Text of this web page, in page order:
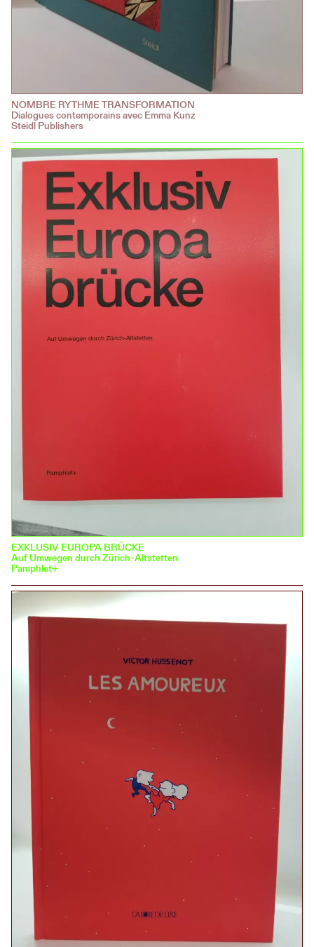
NOMBRE RYTHME TRANSFORMATION
Dialogues contemporains avec Emma Kunz
Steidl Publishers
EXKLUSIV EUROPA BRÜCKE
Auf Umwegen durch Zürich-Altstetten
Pamphlet+